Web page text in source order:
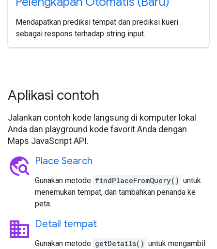
Mendapatkan prediksi tempat dan prediksi kueri
sebagai respons terhadap string input.
Aplikasi contoh
Jalankan contoh kode langsung di komputer lokal
Anda dan playground kode favorit Anda dengan
Maps JavaScript API.
travel_explore Place Search
Gunakan metode findPlaceFromQuery() untuk
menemukan tempat, dan tambahkan penanda ke
peta.
business Detail tempat
Gunakan metode getDetails() untuk mengambil